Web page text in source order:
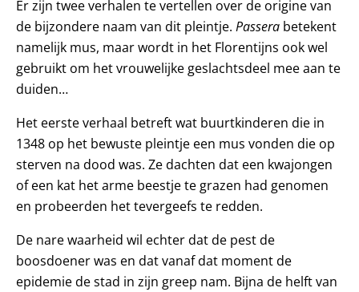
Er zijn twee verhalen te vertellen over de origine van
de bijzondere naam van dit pleintje. Passera betekent
namelijk mus, maar wordt in het Florentijns ook wel
gebruikt om het vrouwelijke geslachtsdeel mee aan te
duiden…
Het eerste verhaal betreft wat buurtkinderen die in
1348 op het bewuste pleintje een mus vonden die op
sterven na dood was. Ze dachten dat een kwajongen
of een kat het arme beestje te grazen had genomen
en probeerden het tevergeefs te redden.
De nare waarheid wil echter dat de pest de
boosdoener was en dat vanaf dat moment de
epidemie de stad in zijn greep nam. Bijna de helft van